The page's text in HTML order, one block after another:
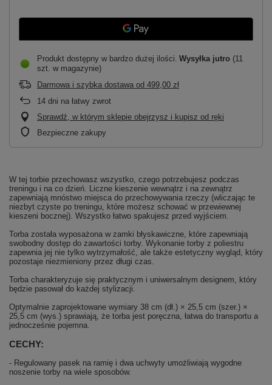
Produkt dostępny w bardzo dużej ilości Wysyłka jutro (11
szt. w magazynie)
Darmowa i szybka dostawa od 499,00 zł
14 dni na łatwy zwrot
Sprawdź, w którym sklepie obejrzysz i kupisz od ręki
Bezpieczne zakupy
W tej torbie przechowasz wszystko, czego potrzebujesz podczas
treningu i na co dzień. Liczne kieszenie wewnątrz i na zewnątrz
zapewniają mnóstwo miejsca do przechowywania rzeczy (wliczając te
niezbyt czyste po treningu, które możesz schować w przewiewnej
kieszeni bocznej). Wszystko łatwo spakujesz przed wyjściem.
Torba została wyposażona w zamki błyskawiczne, które zapewniają
swobodny dostęp do zawartości torby. Wykonanie torby z poliestru
zapewnia jej nie tylko wytrzymałość, ale także estetyczny wygląd, który
pozostaje niezmieniony przez długi czas.
Torba charakteryzuje się praktycznym i uniwersalnym designem, który
będzie pasował do każdej stylizacji.
Optymalnie zaprojektowane wymiary 38 cm (dł.) × 25,5 cm (szer.) ×
25,5 cm (wys.) sprawiają, że torba jest poręczna, łatwa do transportu a
jednocześnie pojemna.
CECHY:
- Regulowany pasek na ramię i dwa uchwyty umożliwiają wygodne
noszenie torby na wiele sposobów.